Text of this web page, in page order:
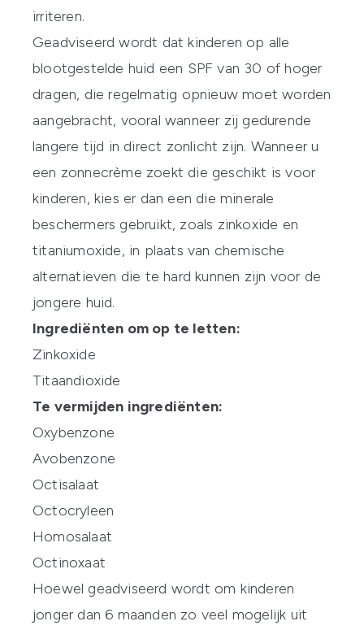
irriteren.
Geadviseerd wordt dat kinderen op alle
blootgestelde huid een SPF van 30 of hoger
dragen, die regelmatig opnieuw moet worden
aangebracht, vooral wanneer zij gedurende
langere tijd in direct zonlicht zijn. Wanneer u
een zonnecrème zoekt die geschikt is voor
kinderen, kies er dan een die minerale
beschermers gebruikt, zoals zinkoxide en
titaniumoxide, in plaats van chemische
alternatieven die te hard kunnen zijn voor de
jongere huid.
Ingrediënten om op te letten:
Zinkoxide
Titaandioxide
Te vermijden ingrediënten:
Oxybenzone
Avobenzone
Octisalaat
Octocryleen
Homosalaat
Octinoxaat
Hoewel geadviseerd wordt om kinderen
jonger dan 6 maanden zo veel mogelijk uit